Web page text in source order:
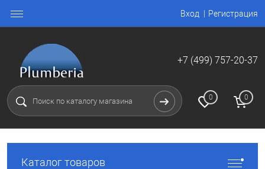
Вход Регистрация
+7 (499) 757-20-37
0 0
Каталог товаров